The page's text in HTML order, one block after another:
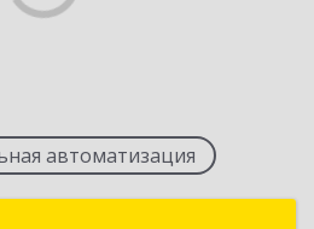
автоматизация